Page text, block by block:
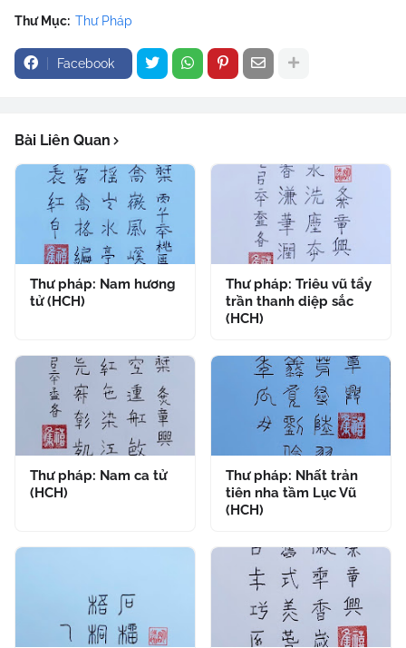
Thư Mục: Thư Pháp
Facebook
Bài Liên Quan
Thư pháp: Nam hương
tử (HCH)
Thư pháp: Triêu vũ tẩy
trần thanh diệp sắc
(HCH)
Thư pháp: Nam ca tử
(HCH)
Thư pháp: Nhất trản
tiên nha tầm Lục Vũ
(HCH)